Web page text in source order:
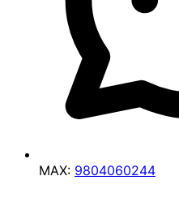
MAX: 9804060244